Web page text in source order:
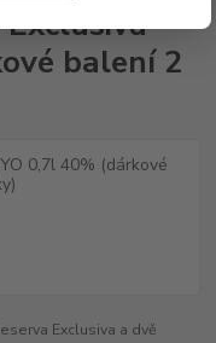
balení 2
Exclusiva a dvě